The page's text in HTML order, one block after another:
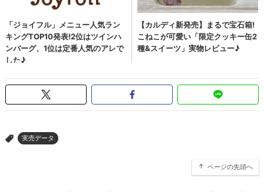
> 実売データ
ページの先頭へ